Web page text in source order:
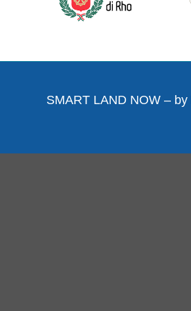
SMART LAND NOW – by